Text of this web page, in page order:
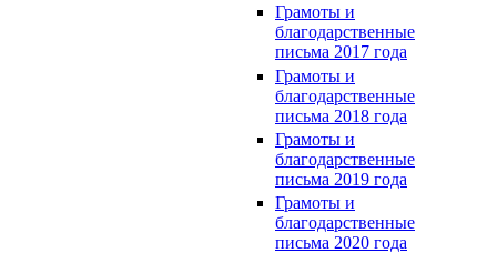
Грамоты и
благодарственные
письма 2017 года
Грамоты и
благодарственные
письма 2018 года
Грамоты и
благодарственные
письма 2019 года
Грамоты и
благодарственные
письма 2020 года